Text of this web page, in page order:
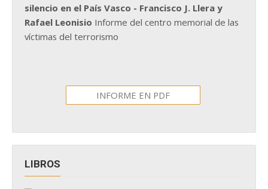
silencio en el País Vasco - Francisco J. Llera y
Rafael Leonisio Informe del centro memorial de las
víctimas del terrorismo
INFORME EN PDF
LIBROS